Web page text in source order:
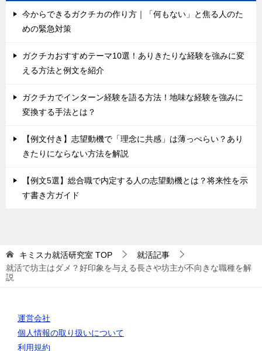
今からできるガクチカの作り方｜「何もない」と焦る人のた
めの緊急対策
ガクチカおすすめテーマ10選！ありきたりな経験を強みに変
える方法と例文を紹介
ガクチカでインターン経験を語る方法！地味な経験を強みに
変換する手法とは？
【例文付き】志望動機で「理念に共感」は薄っぺらい？あり
きたりにならない方法を解説
【例文5選】総合職で内定する人の志望動機とは？将来性を示
す書き方ガイド
キミスカ就活研究室 TOP
就活記事
就活で坊主はダメ？好印象を与える長さや坊主が不向きな職種を解
説
運営会社
個人情報の取り扱いについて
利用規約